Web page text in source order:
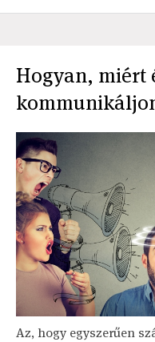
Hogyan, miért
Az, hogy egyszerűen